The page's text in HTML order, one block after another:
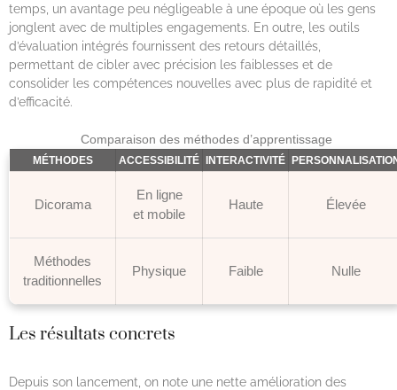
temps, un avantage peu négligeable à une époque où les gens
jonglent avec de multiples engagements. En outre, les outils
d’évaluation intégrés fournissent des retours détaillés,
permettant de cibler avec précision les faiblesses et de
consolider les compétences nouvelles avec plus de rapidité et
d’efficacité.
Comparaison des méthodes d’apprentissage
MÉTHODES ACCESSIBILITÉ INTERACTIVITÉ
Dicorama
En ligne
et mobile
Haute Élevée
Méthodes
traditionnelles
Physique Faible Nulle
Les résultats concrets
Depuis son lancement, on note une nette amélioration des